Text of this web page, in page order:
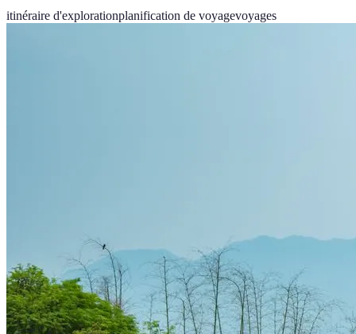
itinéraire d'explorationplanification de voyagevoyages